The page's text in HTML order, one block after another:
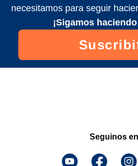
necesitamos para seguir
¡Sigamos
Seguinos en